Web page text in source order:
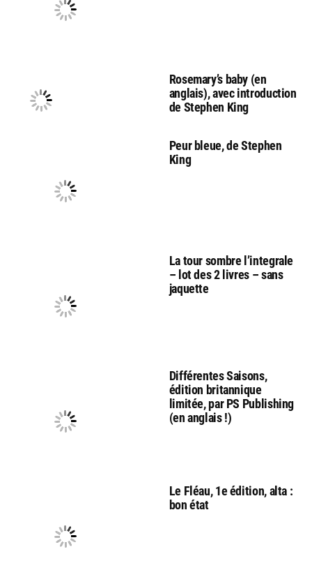
Rosemary’s baby (en
anglais), avec introduction
de Stephen King
Peur bleue, de Stephen
King
La tour sombre l’integrale
– lot des 2 livres – sans
jaquette
Différentes Saisons,
édition britannique
limitée, par PS Publishing
(en anglais !)
Le Fléau, 1e édition, alta :
bon état